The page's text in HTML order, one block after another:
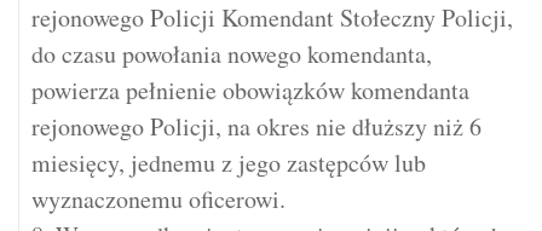
rejonowego Policji Komendant Stołeczny Policji,
do czasu powołania nowego komendanta,
powierza pełnienie obowiązków komendanta
rejonowego Policji, na okres nie dłuższy niż 6
miesięcy, jednemu z jego zastępców lub
wyznaczonemu oficerowi.